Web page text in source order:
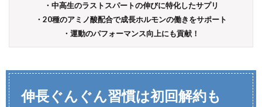
・中高生のラストスパートの伸びに特化したサプリ
・20種のアミノ酸配合で成長ホルモンの働きをサポート
・運動のパフォーマンス向上にも貢献！
伸長ぐんぐん習慣は初回解約も